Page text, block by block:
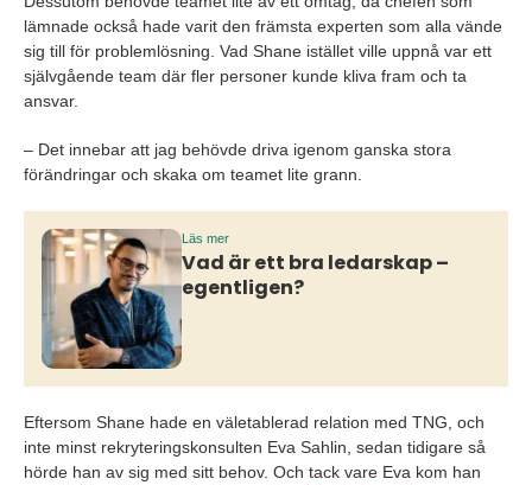
lämnade också hade varit den främsta experten som alla vände
sig till för problemlösning. Vad Shane istället ville uppnå var ett
självgående team där fler personer kunde kliva fram och ta
ansvar.
– Det innebar att jag behövde driva igenom ganska stora
förändringar och skaka om teamet lite grann.
Läs mer
Vad är ett bra ledarskap –
egentligen?
Eftersom Shane hade en väletablerad relation med TNG, och
inte minst rekryteringskonsulten Eva Sahlin, sedan tidigare så
hörde han av sig med sitt behov. Och tack vare Eva kom han